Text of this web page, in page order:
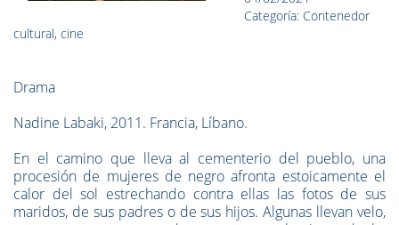
Categoría: Contenedor
cultural, cine
Drama
Nadine Labaki, 2011. Francia, Líbano.
En el camino que lleva al cementerio del pueblo, una
procesión de mujeres de negro afronta estoicamente el
calor del sol estrechando contra ellas las fotos de sus
maridos, de sus padres o de sus hijos. Algunas llevan velo,